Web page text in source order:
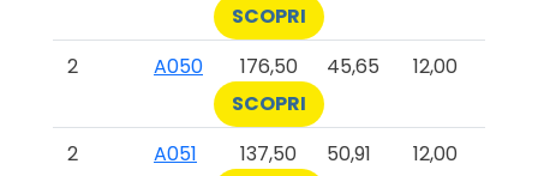
SCOPRI
2
A050 176,50 45,65
12,00
SCOPRI
2
A051 137,50 50,91
12,00